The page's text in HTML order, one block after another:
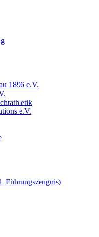
1896 e.V.
e.V.
Führungszeugnis)